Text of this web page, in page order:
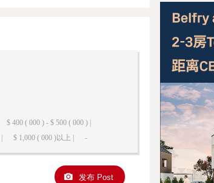
$ 400 ( 000 ) - $ 500 ( 000 ) |
$ 1,000 ( 000 )以上 | -
发布 Post